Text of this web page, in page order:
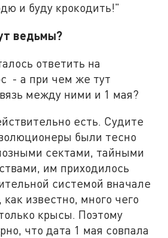
и буду крокодить!"
ведьмы?
ответить на
- а при чем же тут
между ними и 1 мая?
есть. Судите
были тесно
сектами, тайными
им приходилось
системой вначале
известно, много чего
крысы. Поэтому
что дата 1 мая совпала